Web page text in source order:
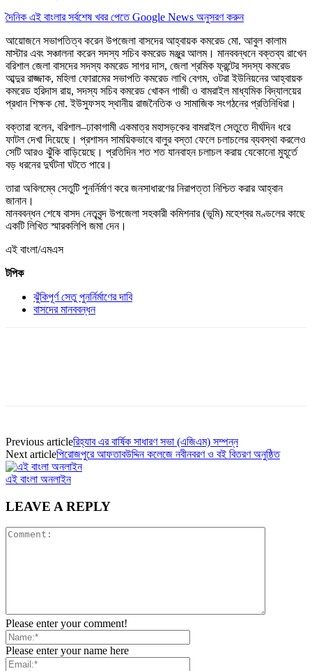
দৈনিক এই বাংলার সর্বশেষ খবর পেতে Google News অনুসরণ করুন
আয়োজনে সভাপতিত্ব করেন উপজেলা বাসদের আহ্বায়ক কমরেড মো. আবুল কালাম
মাস্টার এবং সঞ্চালনা করেন সদস্য সচিব কমরেড মঞ্জুর আলম। মানববন্ধনে বক্তব্য রাখেন
বরিশাল জেলা বাসদের সদস্য কমরেড সাগর দাস, জেলা শ্রমিক ফ্রন্টের সদস্য কমরেড
আব্দুর রাজ্জাক, মহিলা ফোরামের সভাপতি কমরেড লাখি বেগম, ওটরা ইউনিয়নের আহ্বায়ক
কমরেড হরিদাস রায়, সদস্য সচিব কমরেড খোকন গাজী ও বামরাইল মাধ্যমিক বিদ্যালয়ের
প্রধান শিক্ষক মো. ইউসুফসহ স্থানীয় রাজনৈতিক ও সামাজিক সংগঠনের প্রতিনিধিরা।
বক্তারা বলেন, বরিশাল–ঢাকাগামী একমাত্র মহাসড়কের বামরাইল সেতুতে দীর্ঘদিন ধরে
ফাটল দেখা দিয়েছে। প্রশাসন সাময়িকভাবে বালুর বস্তা ফেলে চলাচলের ব্যবস্থা করলেও
সেটি আরও ঝুঁকি বাড়িয়েছে। প্রতিদিন শত শত যানবাহন চলাচল করায় যেকোনো মুহূর্তে
বড় ধরনের দুর্ঘটনা ঘটতে পারে।
তারা অবিলম্বে সেতুটি পুনর্নির্মাণ করে জনসাধারণের নিরাপত্তা নিশ্চিত করার আহ্বান
জানান।
মানববন্ধন শেষে বাসদ নেতৃবৃন্দ উপজেলা সহকারী কমিশনার (ভূমি) মহেশ্বর মণ্ডলের কাছে
একটি লিখিত স্মারকলিপি জমা দেন।
এই বাংলা/এমএস
টপিক
ঝুঁকিপূর্ণ সেতু পুনর্নির্মাণের দাবি
বাসদের মানববন্ধন
Previous articleরিহ্যাব এর বার্ষিক সাধারণ সভা (এজিএম) সম্পন্ন
Next articleপিরোজপুরে আফতাবউদ্দিন কলেজে নবীনবরণ ও বই বিতরণ অনুষ্ঠিত
এই বাংলা অনলাইন
LEAVE A REPLY
Please enter your comment!
Please enter your name here